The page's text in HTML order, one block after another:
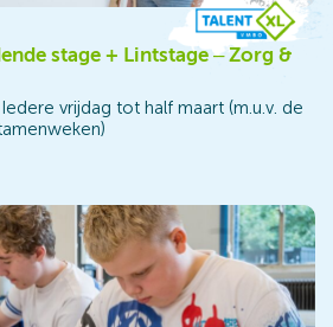
stage + Lintstage – Zorg &
vrijdag tot half maart (m.u.v. de